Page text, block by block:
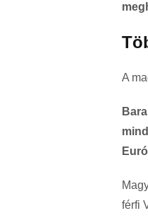
A
férfi